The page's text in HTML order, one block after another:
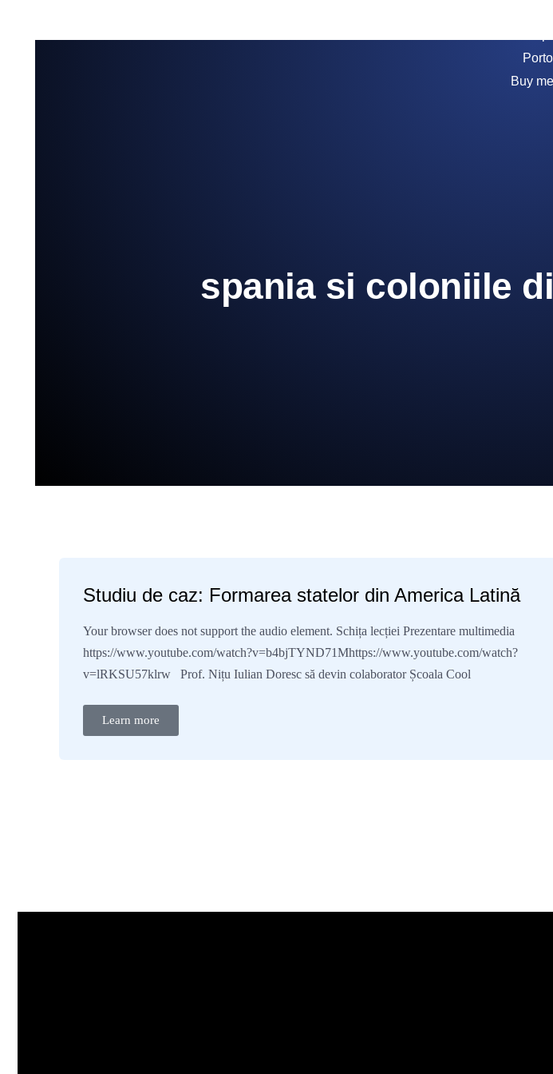
Buy
spania si coloniile
Studiu de caz: Formarea statelor din America Latină
Your browser does not support the audio element. Schița lecției Prezentare multimedia
https://www.youtube.com/watch?v=b4bjTYND71Mhttps://www.youtube.com/watch?
v=lRKSU57klrw Prof. Nițu Iulian Doresc să devin colaborator Școala Cool
Learn more